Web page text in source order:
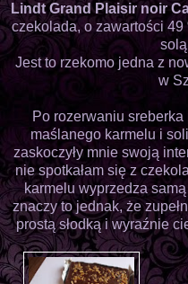
Lindt Grand Plaisir noir
czekolada, o zawartości 49
Jest to rzekomo jedna z
w
Po rozerwaniu sreberka
maślanego karmelu i
zaskoczyły mnie swoją
nie spotkałam się z
karmelu wyprzedza
znaczy to jednak, że
prostą słodką i wyraźnie